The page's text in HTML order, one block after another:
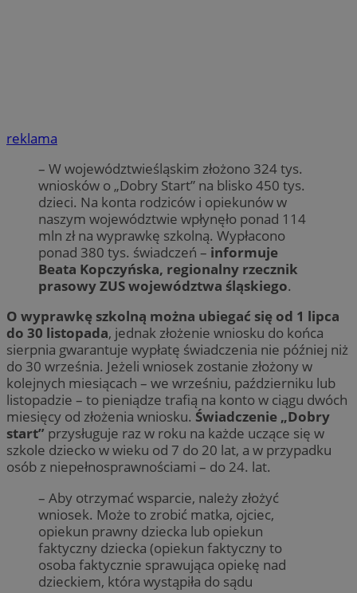
reklama
– W województwieśląskim złożono 324 tys.
wniosków o „Dobry Start” na blisko 450 tys.
dzieci. Na konta rodziców i opiekunów w
naszym województwie wpłynęło ponad 114
mln zł na wyprawkę szkolną. Wypłacono
ponad 380 tys. świadczeń – informuje
Beata Kopczyńska, regionalny rzecznik
prasowy ZUS województwa śląskiego.
O wyprawkę szkolną można ubiegać się od 1 lipca
do 30 listopada, jednak złożenie wniosku do końca
sierpnia gwarantuje wypłatę świadczenia nie później niż
do 30 września. Jeżeli wniosek zostanie złożony w
kolejnych miesiącach – we wrześniu, październiku lub
listopadzie – to pieniądze trafią na konto w ciągu dwóch
miesięcy od złożenia wniosku. Świadczenie „Dobry
start” przysługuje raz w roku na każde uczące się w
szkole dziecko w wieku od 7 do 20 lat, a w przypadku
osób z niepełnosprawnościami – do 24. lat.
– Aby otrzymać wsparcie, należy złożyć
wniosek. Może to zrobić matka, ojciec,
opiekun prawny dziecka lub opiekun
faktyczny dziecka (opiekun faktyczny to
osoba faktycznie sprawująca opiekę nad
dzieckiem, która wystąpiła do sądu